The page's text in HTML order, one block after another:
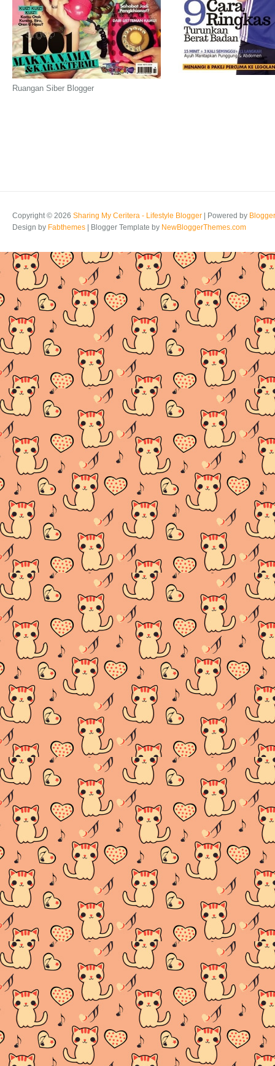
Ruangan Siber Blogger
Copyright © 2026 Sharing My Ceritera - Lifestyle Blogger | Powered by Blogger
Design by Fabthemes | Blogger Template by NewBloggerThemes.com